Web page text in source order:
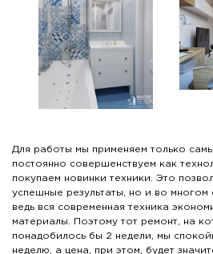
Для работы мы применяем только
постоянно совершенствуем как
покупаем новинки техники. Это
успешные результаты, но и во многом
ведь вся современная техника
материалы. Поэтому тот ремонт, на
понадобилось бы 2 недели, мы
неделю, а цена, при этом, будет